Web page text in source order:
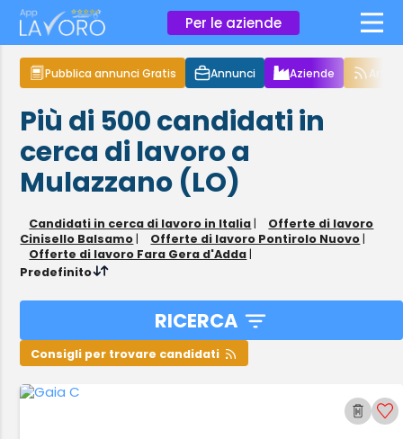
Per le aziende ×
Pubblica annunci Gratis Annunci Aziende
Più di 500candidati in
cerca di lavoroa
Mulazzano (LO)
Candidati in cerca di lavoro in Italia |
Offerte di lavoro
Cinisello Balsamo | Offerte di lavoro Pontirolo Nuovo |
Offerte di lavoro Fara Gera d'Adda |
Predefinito
RICERCA
Consigli per trovare candidati